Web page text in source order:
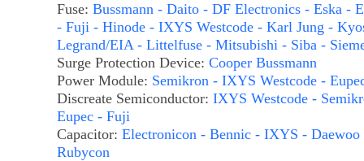
Fuse: Bussmann - Daito - DF Electronics - Eska -
- Fuji - Hinode - IXYS Westcode - Karl Jung -
Legrand/EIA - Littelfuse - Mitsubishi - Siba -
Surge Protection Device: Cooper Bussmann
Power Module: Semikron - IXYS Westcode -
Discreate Semiconductor: IXYS Westcode -
Eupec - Fuji
Capacitor: Electronicon - Bennic - IXYS - Daewoo
Rubycon